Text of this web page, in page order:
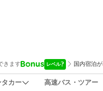
タカー 高速バス・ツアー